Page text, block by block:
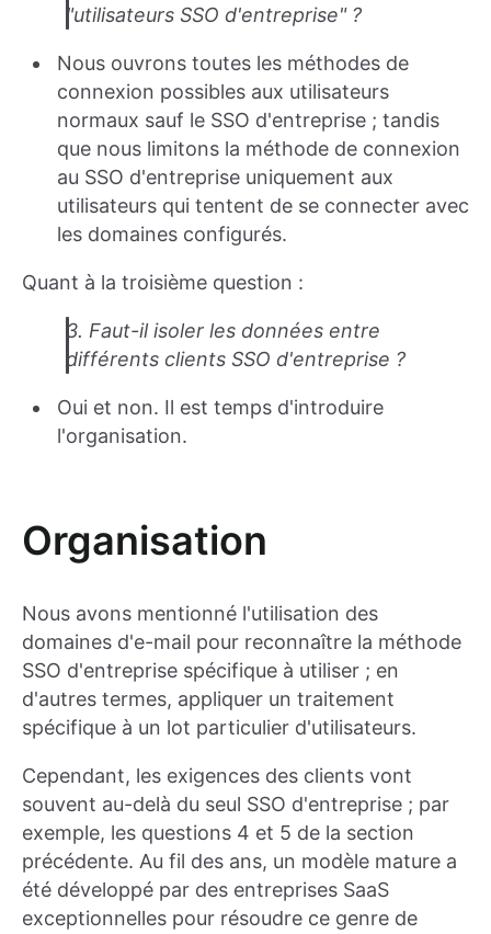
"utilisateurs SSO d'entreprise" ?
Nous ouvrons toutes les méthodes de
connexion possibles aux utilisateurs
normaux sauf le SSO d'entreprise ; tandis
que nous limitons la méthode de connexion
au SSO d'entreprise uniquement aux
utilisateurs qui tentent de se connecter avec
les domaines configurés.
Quant à la troisième question :
3. Faut-il isoler les données entre
différents clients SSO d'entreprise ?
Oui et non. Il est temps d'introduire
l'organisation.
Organisation
Nous avons mentionné l'utilisation des
domaines d'e-mail pour reconnaître la méthode
SSO d'entreprise spécifique à utiliser ; en
d'autres termes, appliquer un traitement
spécifique à un lot particulier d'utilisateurs.
Cependant, les exigences des clients vont
souvent au-delà du seul SSO d'entreprise ; par
exemple, les questions 4 et 5 de la section
précédente. Au fil des ans, un modèle mature a
été développé par des entreprises SaaS
exceptionnelles pour résoudre ce genre de